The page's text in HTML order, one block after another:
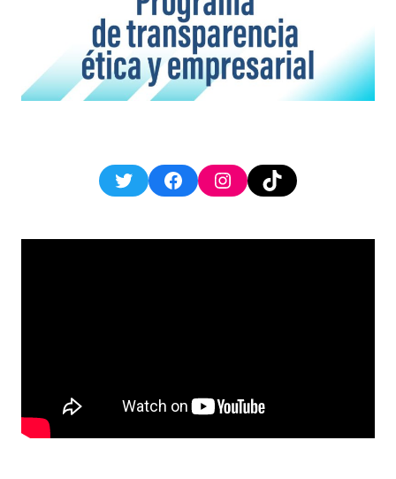
TwitterFacebookInstagram
TikTok